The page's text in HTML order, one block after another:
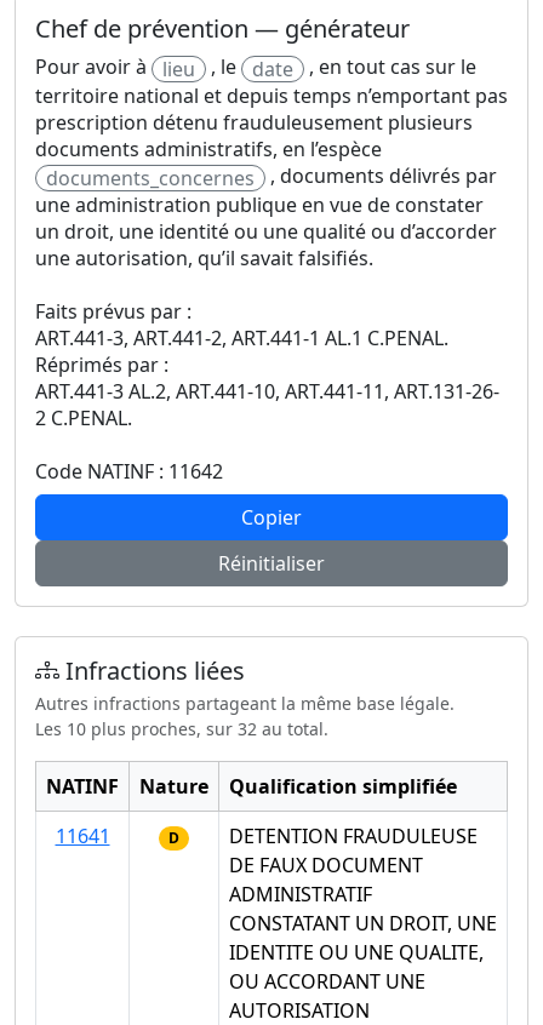
Chef de prévention — générateur
Pour avoir à lieu , le date
, en tout cas sur le
territoire national et depuis temps n’emportant pas
prescription détenu frauduleusement plusieurs
documents administratifs, en l’espèce
documents_concernes
, documents délivrés par
une administration publique en vue de constater
un droit, une identité ou une qualité ou d’accorder
une autorisation, qu’il savait falsifiés.
Faits prévus par :
ART.441-3, ART.441-2, ART.441-1 AL.1 C.PENAL.
Réprimés par :
ART.441-3 AL.2, ART.441-10, ART.441-11, ART.131-26-
2 C.PENAL.
Code NATINF : 11642
Copier
Réinitialiser
Infractions liées
Autres infractions partageant la même base légale.
Les 10 plus proches, sur 32 au total.
NATINF Nature
Qualification simplifiée
11641
D
DETENTION FRAUDULEUSE
DE FAUX DOCUMENT
ADMINISTRATIF
CONSTATANT UN DROIT, UNE
IDENTITE OU UNE QUALITE,
OU ACCORDANT UNE
AUTORISATION